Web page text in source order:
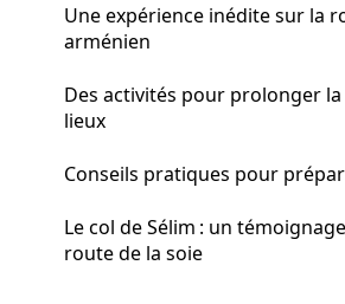
Une expérience inédite sur la
arménien
Des activités pour prolonger
lieux
Conseils pratiques pour
Le col de Sélim : un
route de la soie